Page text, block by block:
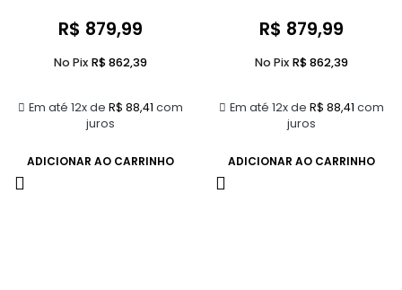
R$ 879,99
Em até 12x de R$ 88,41 com
juros
No Pix R$862,39
ADICIONAR AO CARRINHO
R$ 879,99
Em até 12x de R$ 88,41 com
juros
No Pix R$862,39
ADICIONAR AO CARRINHO